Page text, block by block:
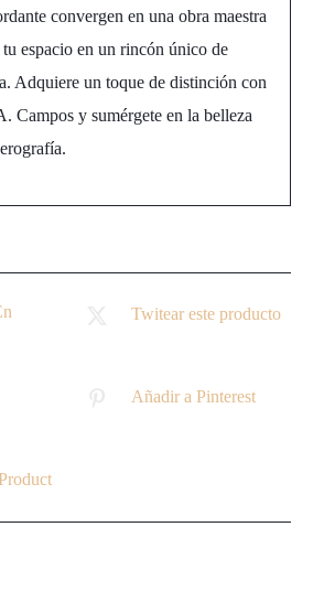
convergen en una obra maestra
espacio en un rincón único de
Adquiere un toque de distinción con
Campos y sumérgete en la belleza
Twitear este producto
Añadir a Pinterest